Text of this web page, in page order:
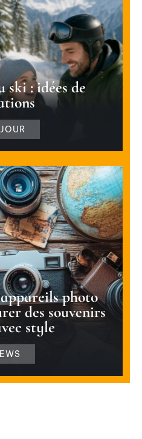
ski : idées de
photo
des souvenirs
style